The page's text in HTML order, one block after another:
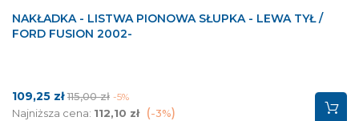
NAKŁADKA - LISTWA PIONOWA SŁUPKA - LEWA TYŁ /
FORD FUSION 2002-
Cena
109,25 złCena
podstawowa
115,00 zł -5%
Najniższa cena: 112,10 zł -3%